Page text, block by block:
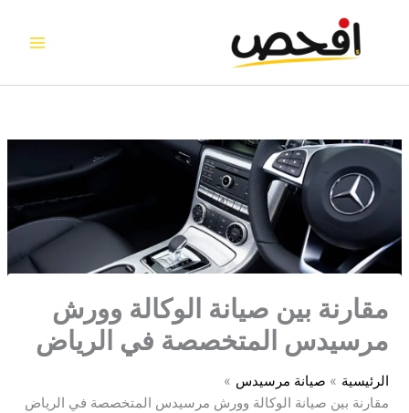
مقارنة بين صيانة الوكالة وورش
مرسيدس المتخصصة في الرياض
الرئيسية
صيانة مرسيدس
مقارنة بين صيانة الوكالة وورش مرسيدس المتخصصة في الرياض